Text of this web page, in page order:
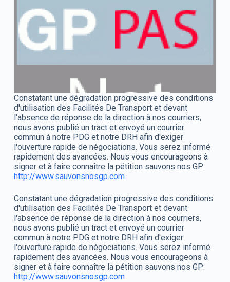
Constatant une dégradation progressive des conditions
d'utilisation des Facilités De Transport et devant
l'absence de réponse de la direction à nos courriers,
nous avons publié un tract et envoyé un courrier
commun à notre PDG et notre DRH afin d'exiger
l'ouverture rapide de négociations. Vous serez informé
rapidement des avancées. Nous vous encourageons à
signer et à faire connaître la pétition sauvons nos GP:
http://www.sauvonsnosgp.com
Constatant une dégradation progressive des conditions
d'utilisation des Facilités De Transport et devant
l'absence de réponse de la direction à nos courriers,
nous avons publié un tract et envoyé un courrier
commun à notre PDG et notre DRH afin d'exiger
l'ouverture rapide de négociations. Vous serez informé
rapidement des avancées. Nous vous encourageons à
signer et à faire connaître la pétition sauvons nos GP:
http://www.sauvonsnosgp.com